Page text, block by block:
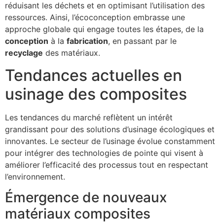
réduisant les déchets et en optimisant l’utilisation des
ressources. Ainsi, l’écoconception embrasse une
approche globale qui engage toutes les étapes, de la
conception à la fabrication, en passant par le
recyclage des matériaux.
Tendances actuelles en
usinage des composites
Les tendances du marché reflètent un intérêt
grandissant pour des solutions d’usinage écologiques et
innovantes. Le secteur de l’usinage évolue constamment
pour intégrer des technologies de pointe qui visent à
améliorer l’efficacité des processus tout en respectant
l’environnement.
Émergence de nouveaux
matériaux composites